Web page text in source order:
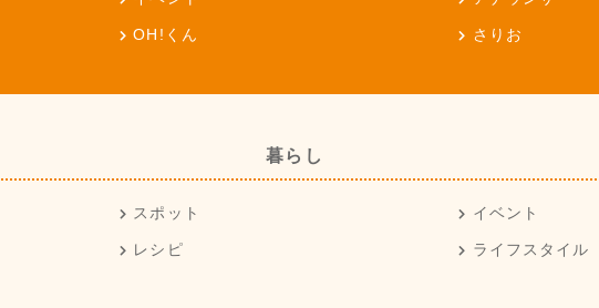
OH!くん さりお
暮らし
スポット イベント
レシピ ライフスタイル